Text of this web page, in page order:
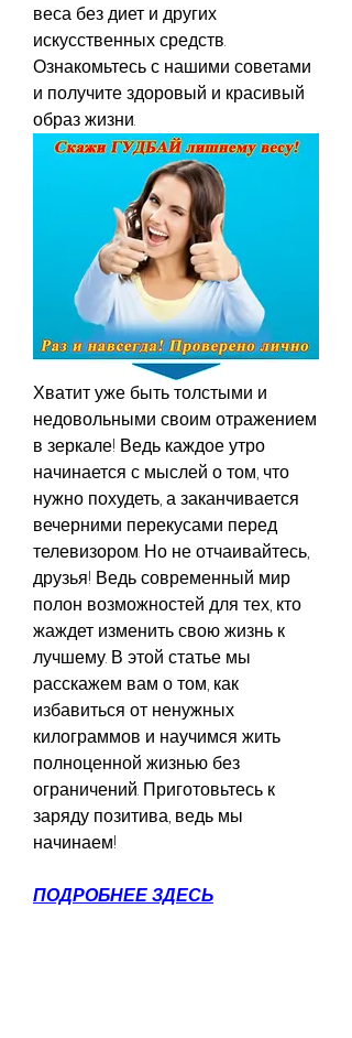
веса без диет и других
искусственных средств.
Ознакомьтесь с нашими советами
и получите здоровый и красивый
образ жизни.
Хватит уже быть толстыми и
недовольными своим отражением
в зеркале! Ведь каждое утро
начинается с мыслей о том, что
нужно похудеть, а заканчивается
вечерними перекусами перед
телевизором. Но не отчаивайтесь,
друзья! Ведь современный мир
полон возможностей для тех, кто
жаждет изменить свою жизнь к
лучшему. В этой статье мы
расскажем вам о том, как
избавиться от ненужных
килограммов и научимся жить
полноценной жизнью без
ограничений. Приготовьтесь к
заряду позитива, ведь мы
начинаем!
ПОДРОБНЕЕ ЗДЕСЬ